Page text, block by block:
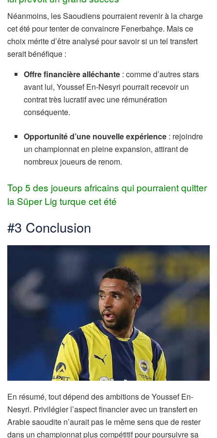
Néanmoins, les Saoudiens pourraient revenir à la charge
cet été pour tenter de convaincre Fenerbahçe. Mais ce
choix mérite d’être analysé pour savoir si un tel transfert
serait bénéfique :
Offre financière alléchante : comme d’autres stars
avant lui, Youssef En-Nesyri pourrait recevoir un
contrat très lucratif avec une rémunération
conséquente.
Opportunité d’une nouvelle expérience : rejoindre
un championnat en pleine expansion, attirant de
nombreux joueurs de renom.
Top 5 des joueurs africains qui pourraient quitter
la Süper Lig turque cet été
#3 Conclusion
En résumé, tout dépend des ambitions de Youssef En-
Nesyri. Privilégier l’aspect financier avec un transfert en
Arabie saoudite n’aurait pas le même sens que de rester
dans un championnat plus compétitif pour poursuivre sa